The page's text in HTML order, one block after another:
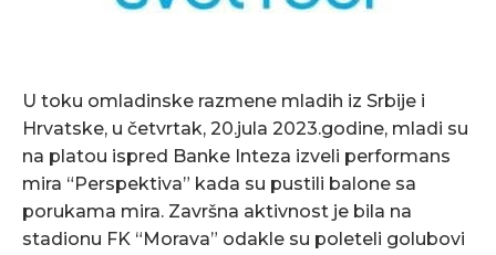
U toku omladinske razmene mladih iz Srbije i
Hrvatske, u četvrtak, 20.jula 2023.godine, mladi su
na platou ispred Banke Inteza izveli performans
mira “Perspektiva” kada su pustili balone sa
porukama mira. Završna aktivnost je bila na
stadionu FK “Morava” odakle su poleteli golubovi